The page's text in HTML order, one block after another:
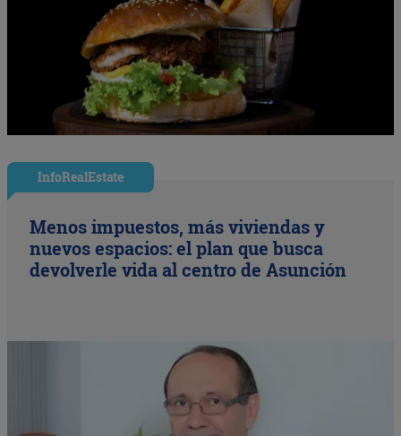
InfoRealEstate
Menos impuestos, más viviendas y
nuevos espacios: el plan que busca
devolverle vida al centro de Asunción